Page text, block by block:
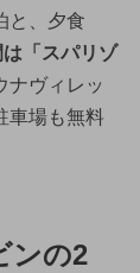
と、夕食
「スパリゾ
ヴィレッ
車場も無料
ンの2